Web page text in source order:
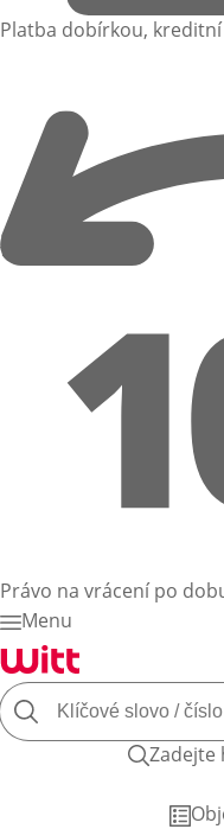
Platba dobírkou,
Právo na vrácení po
Menu
Zadejte